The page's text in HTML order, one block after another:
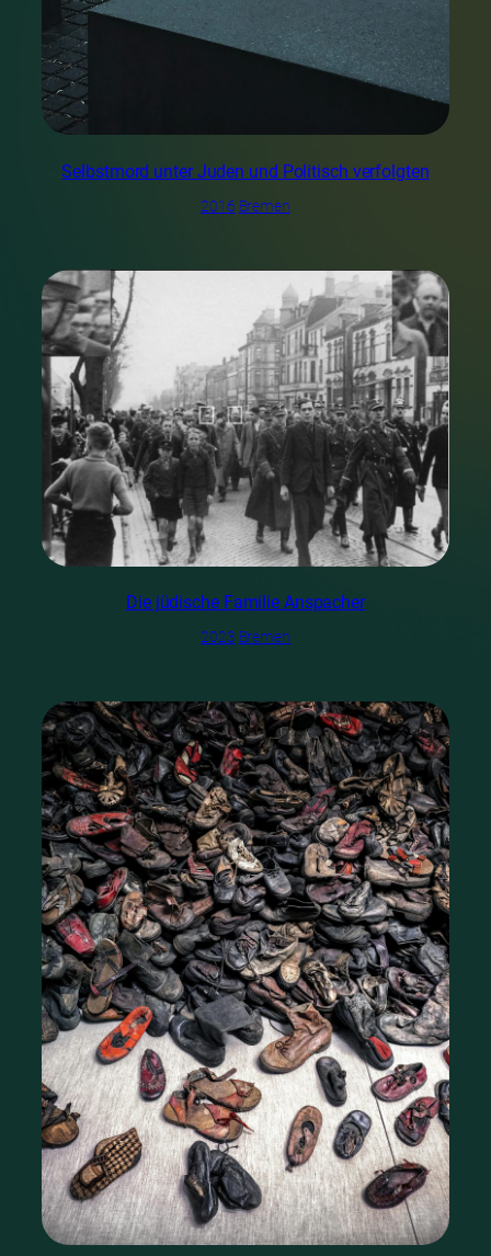
Selbstmord unter Juden und Politisch verfolgten
2016 Bremen
Die jüdische Familie Anspacher
2023 Bremen